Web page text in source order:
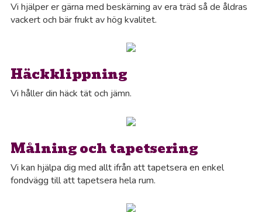
Vi hjälper er gärna med beskärning av era träd så de åldras
vackert och bär frukt av hög kvalitet.
Häckklippning
Vi håller din häck tät och jämn.
Målning och tapetsering
Vi kan hjälpa dig med allt ifrån att tapetsera en enkel
fondvägg till att tapetsera hela rum.